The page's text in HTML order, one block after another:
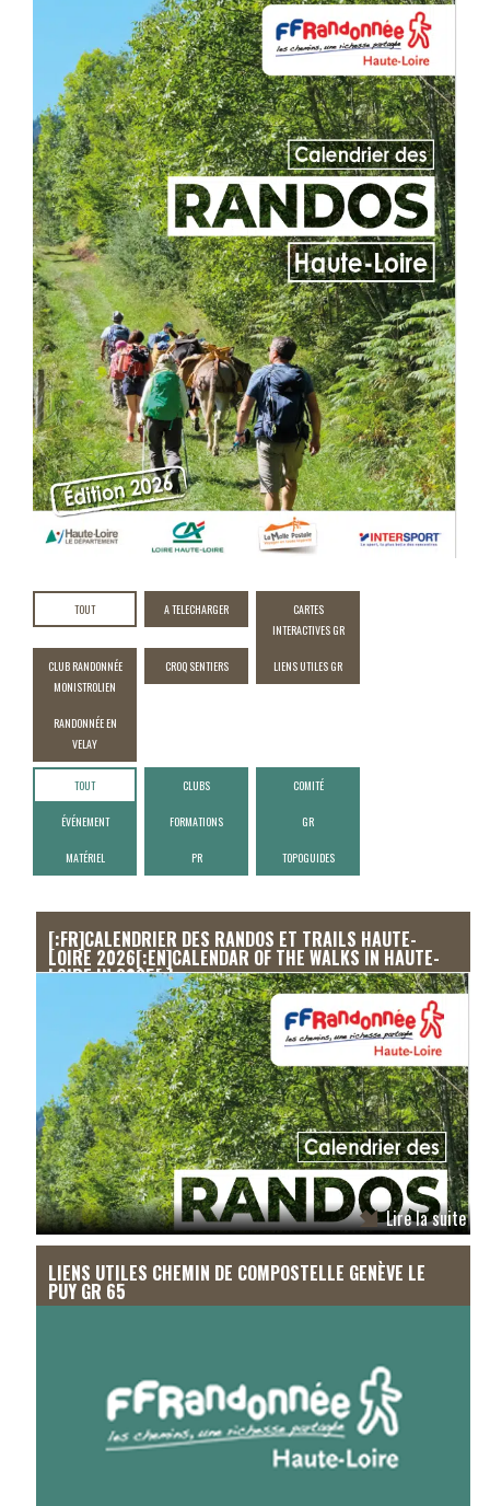
TOUT A TELECHARGER
CARTES
INTERACTIVES GR
CLUB RANDONNÉE
MONISTROLIEN
CROQ SENTIERS LIENS UTILES GR
RANDONNÉE EN
VELAY
TOUT CLUBS COMITÉ
ÉVÉNEMENT FORMATIONS GR
MATÉRIEL PR TOPOGUIDES
[:FR]CALENDRIER DES RANDOS ET TRAILS HAUTE-
LOIRE 2026[:EN]CALENDAR OF THE WALKS IN HAUTE-
LOIRE IN 2025[:]
Lire la suite
LIENS UTILES CHEMIN DE COMPOSTELLE GENÈVE LE
PUY GR 65